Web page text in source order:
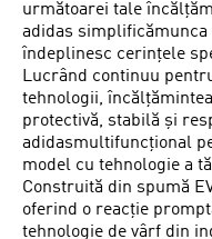
următoarei tale
adidas simplificămunca
îndeplinesc cerințele
Lucrând continuu
tehnologii,
protectivă, stabilă și
adidasmultifuncțional
model cu tehnologie a
Construită din spumă
oferind o reacție
tehnologie de vârf din